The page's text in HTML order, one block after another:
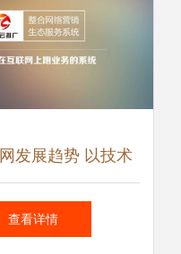
发展趋势 以技术
全网营销新格局
查看详情